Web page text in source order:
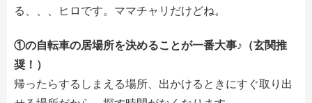
る、、、ヒロです。ママチャリだけどね。
①の自転車の居場所を決めることが一番大事♪（玄関推
奨！）
帰ったらするしまえる場所、出かけるときにすぐ取り出